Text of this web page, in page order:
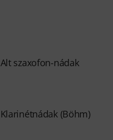
Alt szaxofon-nádak
Klarinétnádak (Böhm)